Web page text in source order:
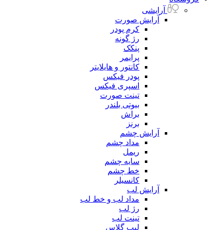
آرایشی
آرایش صورت
کرم پودر
رژ گونه
پنکک
پرایمر
کانتور و هایلایتر
پودر فیکس
اسپری فیکس
تینت صورت
بیوتی بلندر
براش
برنز
آرایش چشم
مداد چشم
ریمل
سایه چشم
خط چشم
کانسیلر
آرایش لب
مداد لب و خط لب
رژ لب
تینت لب
لیپ گلاس